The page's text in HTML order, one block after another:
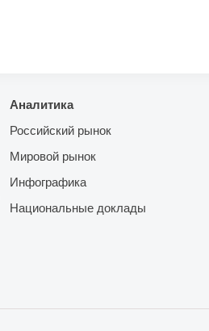
Аналитика
Российский рынок
Мировой рынок
Инфографика
Национальные доклады